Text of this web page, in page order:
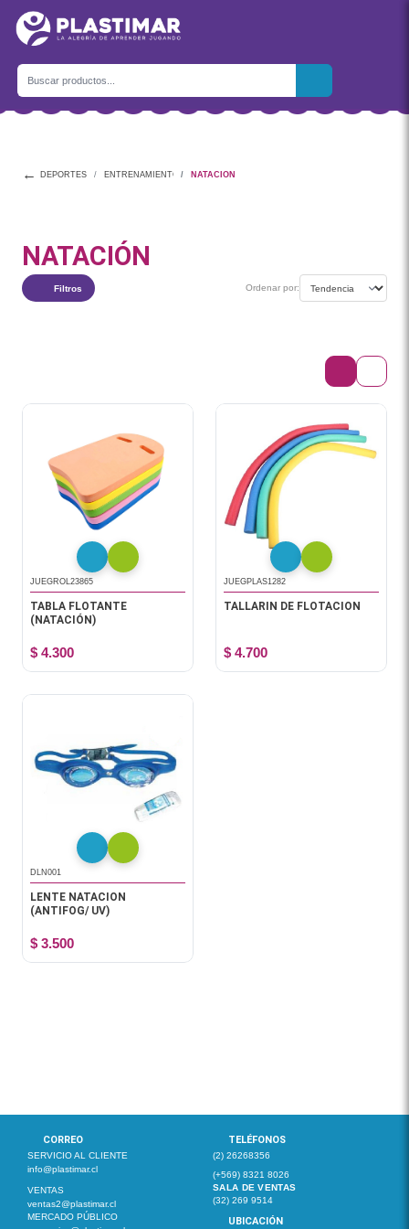
← DEPORTES ENTRENAMIENTO Y ACTIVIDADES
NATACIÓN
NATACIÓN
Filtros Ordenar por:
JUEGROL23865
TABLA FLOTANTE
(NATACIÓN)
$ 4.300
JUEGPLAS1282
TALLARIN DE FLOTACION
$ 4.700
DLN001
LENTE NATACION
(ANTIFOG/ UV)
$ 3.500
CORREO
SERVICIO AL CLIENTE
info@plastimar.cl
VENTAS
ventas2@plastimar.cl
MERCADO PÚBLICO
TELÉFONOS
(2) 26268356
(+569) 8321 8026
SALA DE VENTAS
(32) 269 9514
UBICACIÓN